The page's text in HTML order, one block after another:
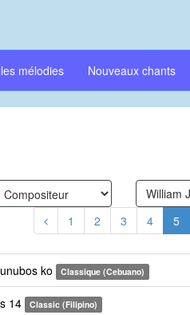
mélodies Nouveaux chants
1 2 3 4 5
ko Classique (Cebuano)
14 Classic (Filipino)